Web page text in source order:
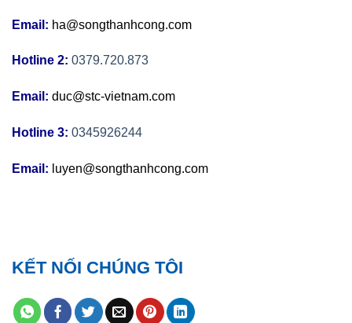
Email: ha@songthanhcong.com
Hotline 2: 0379.720.873
Email: duc@stc-vietnam.com
Hotline 3: 0345926244
Email: luyen@songthanhcong.com
KẾT NỐI CHÚNG TÔI